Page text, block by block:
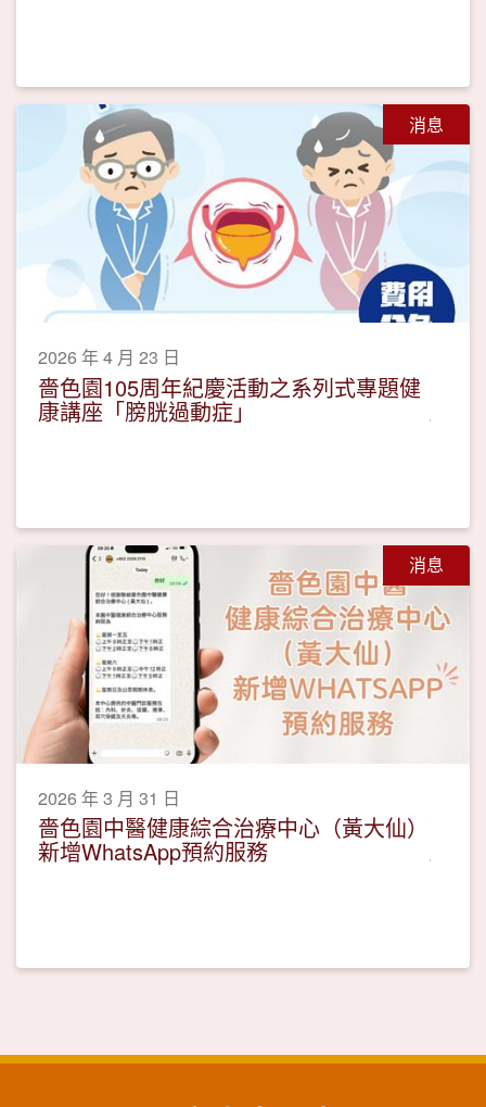
消息
2026 年 4 月 23 日
嗇色園105周年紀慶活動之系列式專題健
康講座「膀胱過動症」
消息
2026 年 3 月 31 日
嗇色園中醫健康綜合治療中心（黃大仙）
新增WhatsApp預約服務